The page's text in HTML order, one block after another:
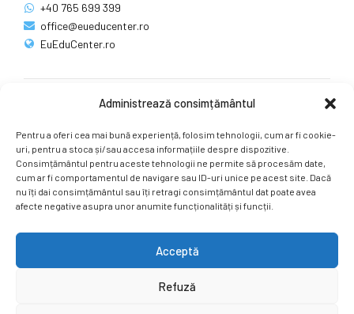
Administrează consimțământul
Pentru a oferi cea mai bună experiență, folosim tehnologii, cum ar fi cookie-
uri, pentru a stoca și/sau accesa informațiile despre dispozitive.
Consimțământul pentru aceste tehnologii ne permite să procesăm date,
cum ar fi comportamentul de navigare sau ID-uri unice pe acest site. Dacă
nu îți dai consimțământul sau îți retragi consimțământul dat poate avea
afecte negative asupra unor anumite funcționalități și funcții.
Acceptă
Refuză
+40 765 699 399
office@eueducenter.ro
EuEduCenter.ro
Ne puteți găsi și pe rețelele sociale.